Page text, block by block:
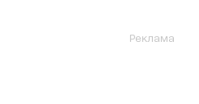
Реклама